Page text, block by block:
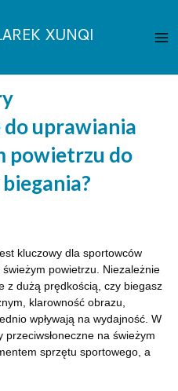
XUNQI
do uprawiania
powietrzu do
kluczowy dla sportowców
powietrzu. Niezależnie
z dużą prędkością, czy biegasz
klarowność obrazu,
wpływają na wydajność. W
na świeżym
sprzętu sportowego, a